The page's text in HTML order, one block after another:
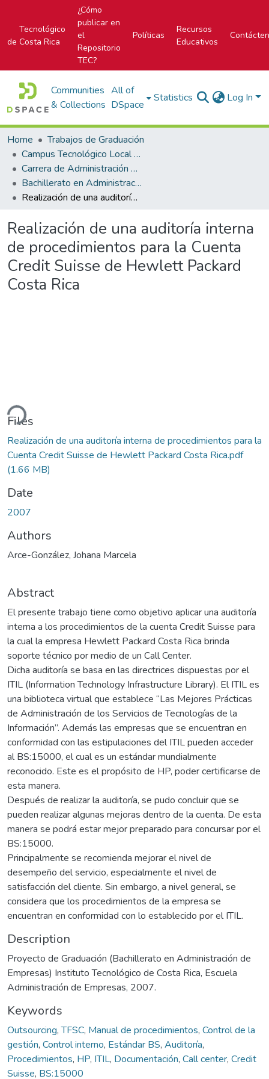
Tecnológico
de Costa Rica
¿Cómo
publicar en
el
Repositorio
TEC?
Políticas
Recursos
Educativos
Communities
& Collections
All of
DSpace
Statistics Log In
Home
Trabajos de Graduación
Campus Tecnológico Local San Carlos
Carrera de Administración de Empresas
Bachillerato en Administración de Empresas
Realización de una auditoría interna de procedimientos para la Cuenta Credit Suisse de Hewlett Packard Costa Rica
Realización de una auditoría interna
de procedimientos para la Cuenta
Credit Suisse de Hewlett Packard
Costa Rica
Files
Realización de una auditoría interna de procedimientos para la
Cuenta Credit Suisse de Hewlett Packard Costa Rica.pdf
(1.66 MB)
Date
2007
Authors
Arce-González, Johana Marcela
Abstract
El presente trabajo tiene como objetivo aplicar una auditoría
interna a los procedimientos de la cuenta Credit Suisse para
la cual la empresa Hewlett Packard Costa Rica brinda
soporte técnico por medio de un Call Center.
Dicha auditoría se basa en las directrices dispuestas por el
ITIL (Information Technology Infrastructure Library). El ITIL es
una biblioteca virtual que establece “Las Mejores Prácticas
de Administración de los Servicios de Tecnologías de la
Información”. Además las empresas que se encuentran en
conformidad con las estipulaciones del ITIL pueden acceder
al BS:15000, el cual es un estándar mundialmente
reconocido. Este es el propósito de HP, poder certificarse de
esta manera.
Después de realizar la auditoría, se pudo concluir que se
pueden realizar algunas mejoras dentro de la cuenta. De esta
manera se podrá estar mejor preparado para concursar por el
BS:15000.
Principalmente se recomienda mejorar el nivel de
desempeño del servicio, especialmente el nivel de
satisfacción del cliente. Sin embargo, a nivel general, se
considera que los procedimientos de la empresa se
encuentran en conformidad con lo establecido por el ITIL.
Description
Proyecto de Graduación (Bachillerato en Administración de
Empresas) Instituto Tecnológico de Costa Rica, Escuela
Administración de Empresas, 2007.
Keywords
Outsourcing,TFSC, Manual de procedimientos, Control de la
gestión, Control interno, Estándar BS, Auditoría,
Procedimientos, HP, ITIL, Documentación, Call center, Credit
Suisse, BS:15000